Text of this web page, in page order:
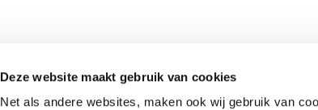
Deze website maakt gebruik van cookies
Net als andere websites, maken ook wij gebruik van